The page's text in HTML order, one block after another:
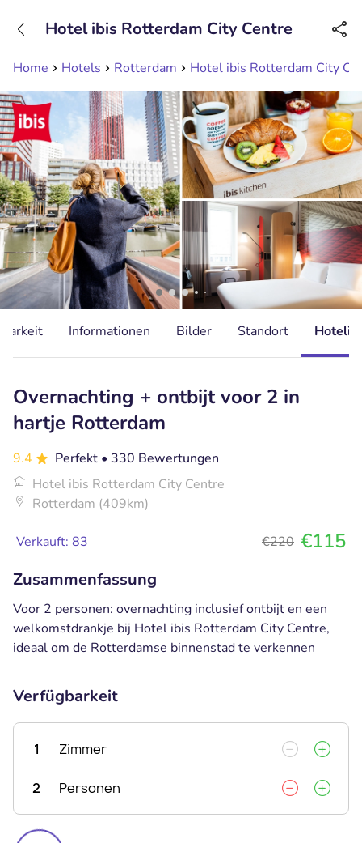
Erreichbar bis 23:00 Uhr (max 0,09€/Min)
Home Hotels Rotterdam Hotel ibis Rotterdam City
Hotel ibis Rotterdam City Centre
Informationen Bilder Standort
Overnachting + ontbijt voor 2 in
hartje Rotterdam
9.4 Perfekt • 330 Bewertungen
Hotel ibis Rotterdam City Centre
Rotterdam (409km)
Verkauft: 83 €220 €115
Zusammenfassung
Voor 2 personen: overnachting inclusief ontbijt en een
welkomstdrankje bij Hotel ibis Rotterdam City Centre,
ideaal om de Rotterdamse binnenstad te verkennen
Verfügbarkeit
1 Zimmer
2 Personen